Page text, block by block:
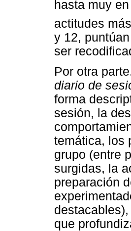
hasta muy
actitudes
y 12,
ser
Por otra
diario de
forma
sesión, la
temática, los
grupo (entre
surgidas, la
preparación
que